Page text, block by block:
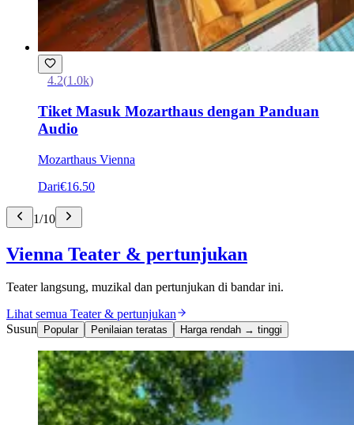
4.2(1.0k)
Tiket Masuk Mozarthaus dengan Panduan
Audio
Mozarthaus Vienna
Dari€16.50
1/10
Vienna Teater & pertunjukan
Teater langsung, muzikal dan pertunjukan di bandar ini.
Lihat semua Teater & pertunjukan
Susun
Popular Penilaian teratas Harga rendah → tinggi